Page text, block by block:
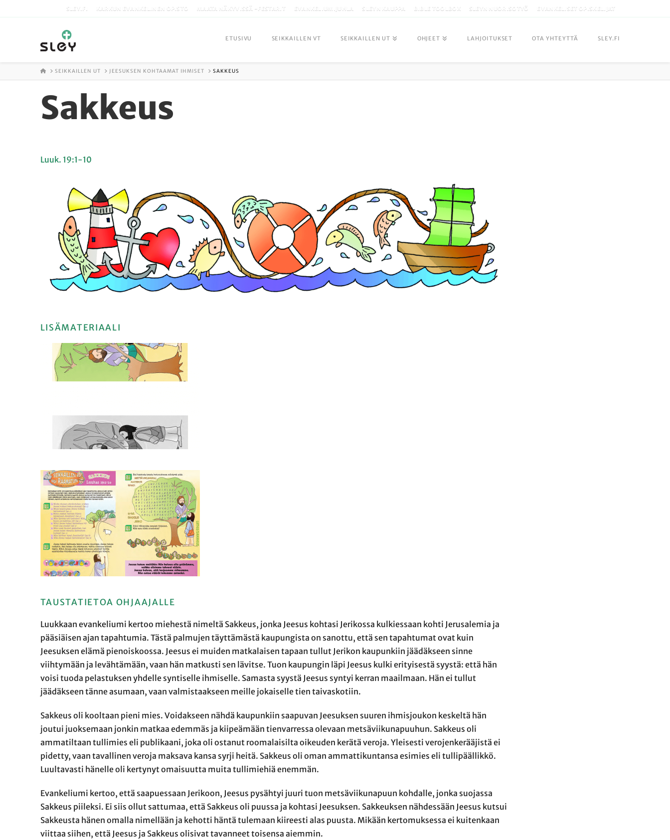
SLEY.FI KARKUN EVANKELINEN OPISTO MAATA NÄKYVISSÄ -FESTARIT EVANKELIUMIJUHLA SLEYN KAUPPA BIBLE TOOLBOX SLEYN NUORISOTYÖ EVANKELISET OPISKELIJAT
ETUSIVU SEIKKAILLEN VT SEIKKAILLEN UT OHJEET LAHJOITUKSET OTA YHTEYTTÄ SLEY.FI
ETUSIVU
SEIKKAILLEN UT JEESUKSEN KOHTAAMAT IHMISET SAKKEUS
Sakkeus
Luuk. 19:1-10
LISÄMATERIAALI
TAUSTATIETOA OHJAAJALLE
Luukkaan evankeliumi kertoo miehestä nimeltä Sakkeus, jonka Jeesus kohtasi Jerikossa kulkiessaan kohti Jerusalemia ja
pääsiäisen ajan tapahtumia. Tästä palmujen täyttämästä kaupungista on sanottu, että sen tapahtumat ovat kuin
Jeesuksen elämä pienoiskoossa. Jeesus ei muiden matkalaisen tapaan tullut Jerikon kaupunkiin jäädäkseen sinne
viihtymään ja levähtämään, vaan hän matkusti sen lävitse. Tuon kaupungin läpi Jeesus kulki erityisestä syystä: että hän
voisi tuoda pelastuksen yhdelle syntiselle ihmiselle. Samasta syystä Jeesus syntyi kerran maailmaan. Hän ei tullut
jäädäkseen tänne asumaan, vaan valmistaakseen meille jokaiselle tien taivaskotiin.
Sakkeus oli kooltaan pieni mies. Voidakseen nähdä kaupunkiin saapuvan Jeesuksen suuren ihmisjoukon keskeltä hän
joutui juoksemaan jonkin matkaa edemmäs ja kiipeämään tienvarressa olevaan metsäviikunapuuhun. Sakkeus oli
ammatiltaan tullimies eli publikaani, joka oli ostanut roomalaisilta oikeuden kerätä veroja. Yleisesti verojenkerääjistä ei
pidetty, vaan tavallinen veroja maksava kansa syrji heitä. Sakkeus oli oman ammattikuntansa esimies eli tullipäällikkö.
Luultavasti hänelle oli kertynyt omaisuutta muita tullimiehiä enemmän.
Evankeliumi kertoo, että saapuessaan Jerikoon, Jeesus pysähtyi juuri tuon metsäviikunapuun kohdalle, jonka suojassa
Sakkeus piileksi. Ei siis ollut sattumaa, että Sakkeus oli puussa ja kohtasi Jeesuksen. Sakkeuksen nähdessään Jeesus kutsui
Sakkeusta hänen omalla nimellään ja kehotti häntä tulemaan kiireesti alas puusta. Mikään kertomuksessa ei kuitenkaan
viittaa siihen, että Jeesus ja Sakkeus olisivat tavanneet toisensa aiemmin.